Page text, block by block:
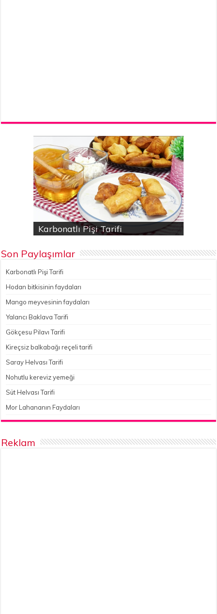
Karbonatlı Pişi Tarifi
Hodan bitkisinin faydaları
Yalancı Baklava Tarifi
Gökçesu Pilavı Tarifi
Nohutlu kereviz yemeği
Son Paylaşımlar
Karbonatlı Pişi Tarifi
Hodan bitkisinin faydaları
Mango meyvesinin faydaları
Yalancı Baklava Tarifi
Gökçesu Pilavı Tarifi
Kireçsiz balkabağı reçeli tarifi
Saray Helvası Tarifi
Nohutlu kereviz yemeği
Süt Helvası Tarifi
Mor Lahananın Faydaları
Reklam